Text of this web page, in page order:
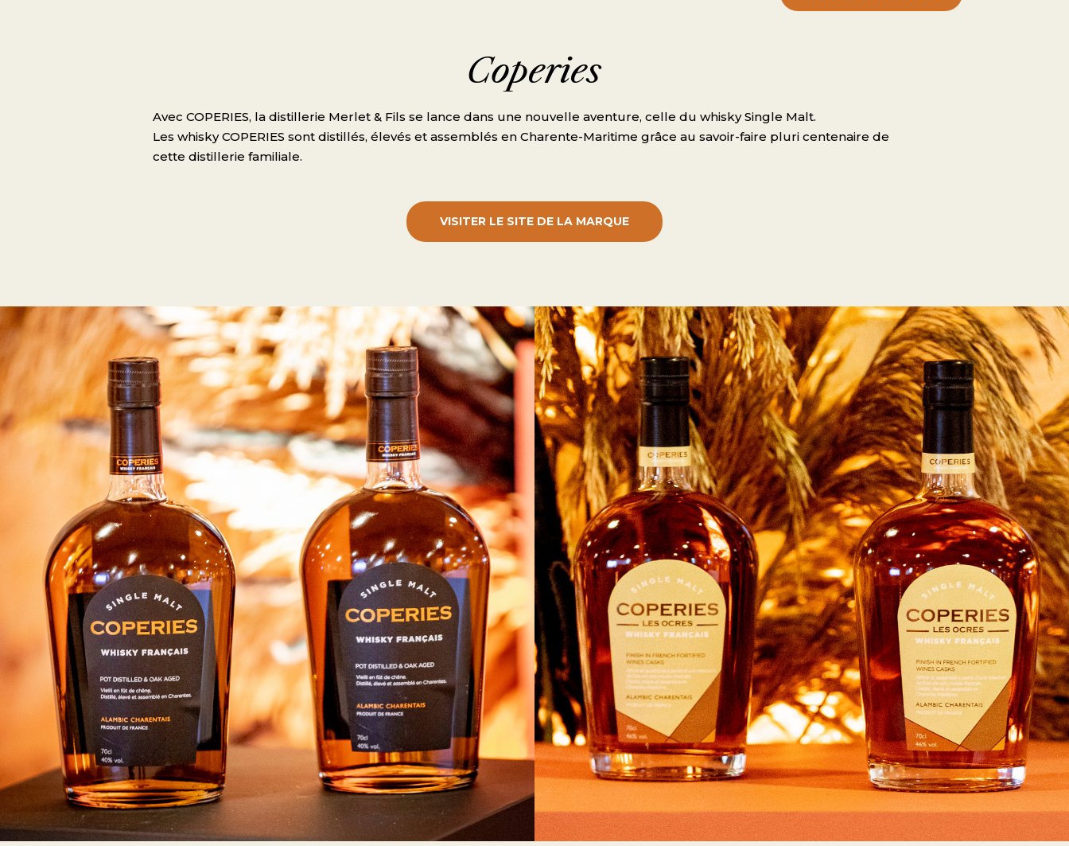
Coperies
Avec COPERIES, la distillerie Merlet & Fils se lance dans une nouvelle aventure, celle du whisky Single Malt.
Les whisky COPERIES sont distillés, élevés et assemblés en Charente-Maritime grâce au savoir-faire pluri centenaire de
cette distillerie familiale.
VISITER LE SITE DE LA MARQUE